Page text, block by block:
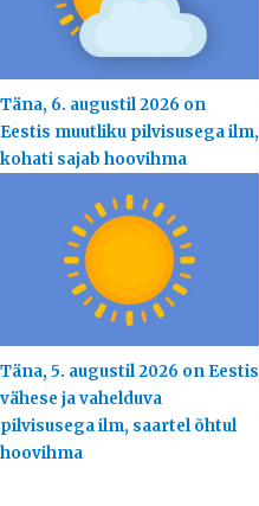
Täna, 6. augustil 2026 on
Eestis muutliku pilvisusega ilm,
kohati sajab hoovihma
Täna, 5. augustil 2026 on Eestis
vähese ja vahelduva
pilvisusega ilm, saartel õhtul
hoovihma